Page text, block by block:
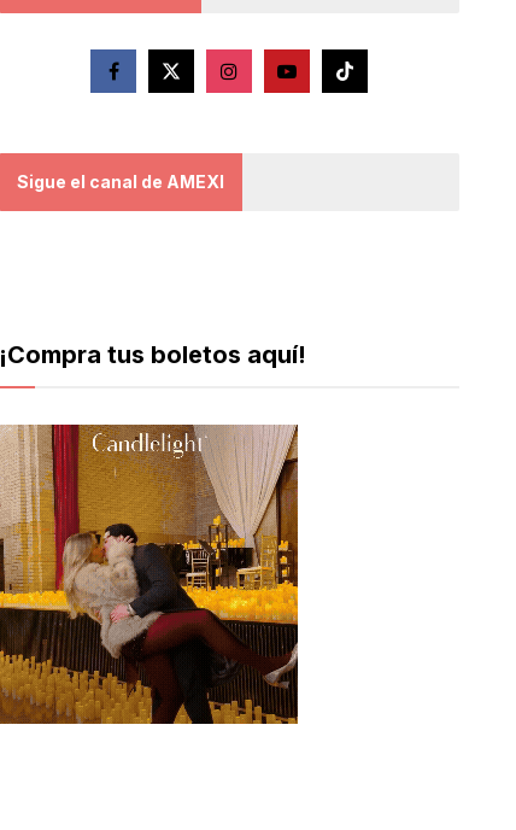
Sigue el canal de AMEXI
¡Compra tus boletos aquí!